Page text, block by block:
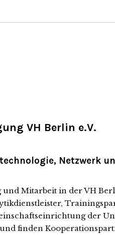
VH Berlin e.V.
Netzwerk
Mitarbeit in der VH
der
finden